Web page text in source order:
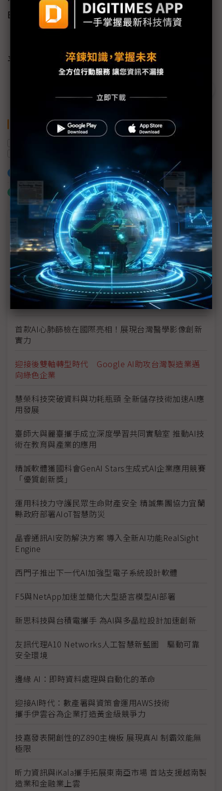
ESG議題。
平提供，DIGITIMES吳冠儀整理）
加入已選取到「關鍵字追蹤」
什麼是「關鍵字追蹤」
議題精選－AI專欄
小螺絲到大數據：Bossard緊固件在AI伺服器的應用
AMAX引領生成式 AI 與即時運動數據革命
思想科技助企業加速落實 AI 應用，完整顧問服務突破
創新挑戰
首款AI心肺篩檢在國際亮相！展現台灣醫學影像創新
實力
迎接後雙軸轉型時代 Google AI助攻台灣製造業邁
向綠色企業
慧榮科技突破資料與功耗瓶頸 全新儲存技術加速AI應
用發展
臺師大與麗臺攜手成立深度學習共同實驗室 推動AI技
術在教育與產業的應用
精誠軟體獲國科會GenAI Stars生成式AI企業應用競賽
「優質創新獎」
運用科技力守護民眾生命財產安全 精誠集團協力宜蘭
縣政府部署AIoT智慧防災
晶睿通訊AI安防解決方案 導入全新AI功能RealSight
Engine
西門子推出下一代AI加強型電子系統設計軟體
F5與NetApp加速並簡化大型語言模型AI部署
新思科技與台積電攜手 為AI與多晶粒設計加速創新
友訊代理A10 Networks人工智慧新藍圖 驅動可靠
安全環境
邊緣 AI：即時資料處理與自動化的革命
迎接AI時代：數產署與資策會運用AWS技術
攜手伊雲谷為企業打造黃金級競爭力
技嘉發表開創性的Z890主機板 展現真AI 制霸效能無
極限
昕力資訊與iKala攜手拓展東南亞市場 首站支援越南製
造業和金融業上雲